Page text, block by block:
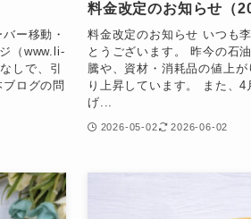
ー移動・
（www.li-
しで、引
ログの問
料金改定のお知らせ（
料金改定のお知らせ いつも
とうございます。 昨今の石
騰や、資材・消耗品の値上
り上昇しています。 また、
げ...
2026-05-02 2026-06-02